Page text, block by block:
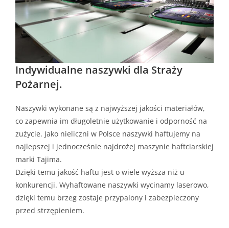
Indywidualne naszywki dla Straży
Pożarnej.
Naszywki wykonane są z najwyższej jakości materiałów,
co zapewnia im długoletnie użytkowanie i odporność na
zużycie. Jako nieliczni w Polsce naszywki haftujemy na
najlepszej i jednocześnie najdrożej maszynie haftciarskiej
marki Tajima.
Dzięki temu jakość haftu jest o wiele wyższa niż u
konkurencji. Wyhaftowane naszywki wycinamy laserowo,
dzięki temu brzeg zostaje przypalony i zabezpieczony
przed strzępieniem.